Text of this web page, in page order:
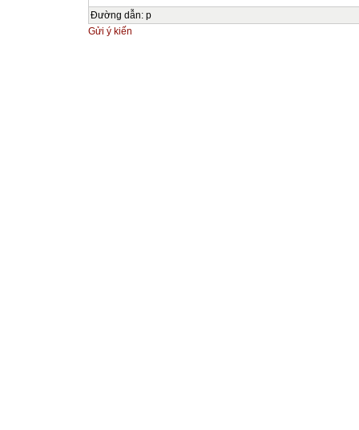
Đường dẫn: p
Gửi ý kiến